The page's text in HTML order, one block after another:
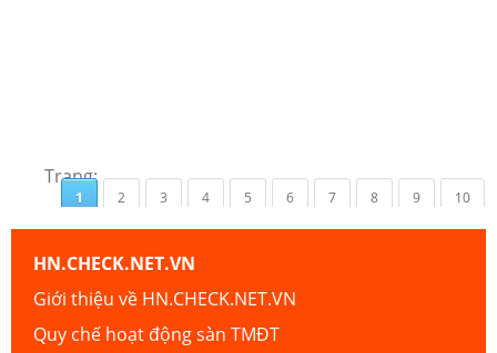
Trang:
1 2 3 4 5 6 7 8 9 10
HN.CHECK.NET.VN
Giới thiệu về HN.CHECK.NET.VN
Quy chế hoạt động sàn TMĐT